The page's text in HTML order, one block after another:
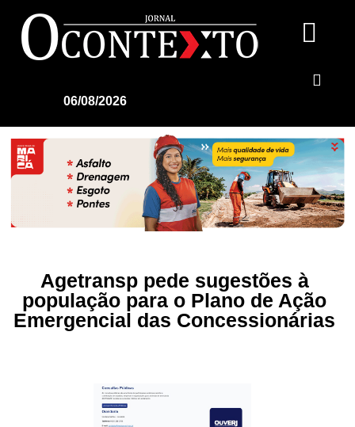
06/08/2026
Agetransp pede sugestões à
população para o Plano de Ação
Emergencial das Concessionárias